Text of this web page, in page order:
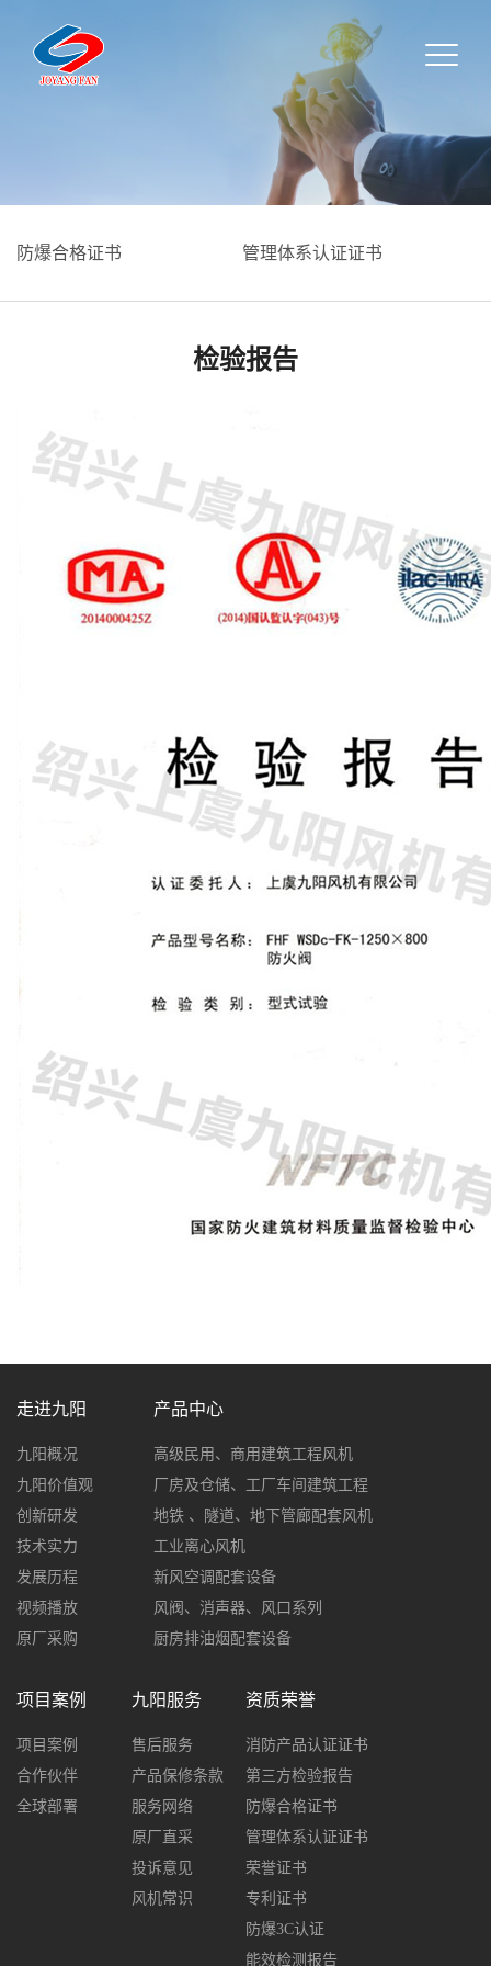
防爆合格证书 管理体系认证证书
检验报告
走进九阳
九阳概况
九阳价值观
创新研发
技术实力
发展历程
视频播放
原厂采购
产品中心
高级民用、商用建筑工程风机
厂房及仓储、工厂车间建筑工程
地铁 、隧道、地下管廊配套风机
工业离心风机
新风空调配套设备
风阀、消声器、风口系列
厨房排油烟配套设备
项目案例
项目案例
合作伙伴
全球部署
九阳服务
售后服务
产品保修条款
服务网络
原厂直采
投诉意见
风机常识
资质荣誉
消防产品认证证书
第三方检验报告
防爆合格证书
管理体系认证证书
荣誉证书
专利证书
防爆3C认证
能效检测报告